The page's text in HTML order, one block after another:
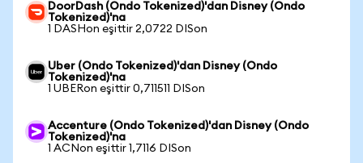
DoorDash (Ondo Tokenized)'dan Disney (Ondo
Tokenized)'na
1 DASHon eşittir 2,0722 DISon
Uber (Ondo Tokenized)'dan Disney (Ondo
Tokenized)'na
1 UBERon eşittir 0,711511 DISon
Accenture (Ondo Tokenized)'dan Disney (Ondo
Tokenized)'na
1 ACNon eşittir 1,7116 DISon